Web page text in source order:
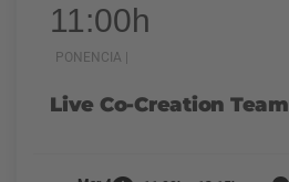
11:00h
PONENCIA |
Live Co-Creation Team